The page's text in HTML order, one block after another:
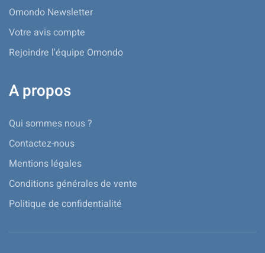
Omondo Newsletter
Votre avis compte
Rejoindre l'équipe Omondo
A propos
Qui sommes nous ?
Contactez-nous
Mentions légales
Conditions générales de vente
Politique de confidentialité